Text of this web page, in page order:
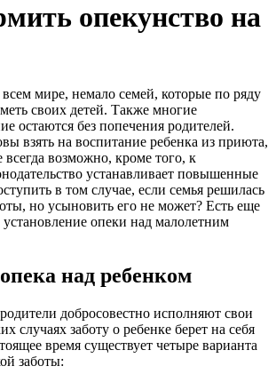
опекунство на
мире, немало семей, которые по ряду
своих детей. Также многие
остаются без попечения родителей.
взять на воспитание ребенка из приюта,
возможно, кроме того, к
устанавливает повышенные
в том случае, если семья решилась
но усыновить его не может? Есть еще
опеки над малолетним
над ребенком
добросовестно исполняют свои
случаях заботу о ребенке берет на себя
время существует четыре варианта
заботы: